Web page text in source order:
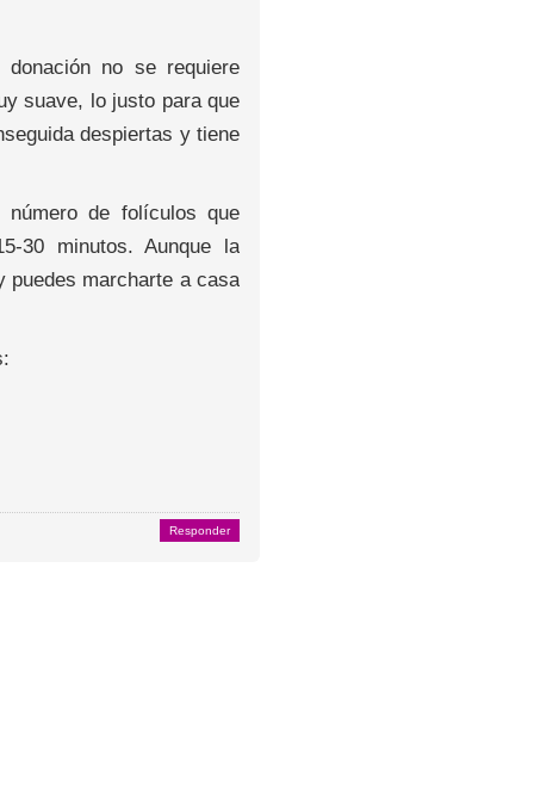
no se requiere
suave, lo justo para que
despiertas y tiene
número de folículos que
30 minutos. Aunque la
puedes marcharte a casa
Responder